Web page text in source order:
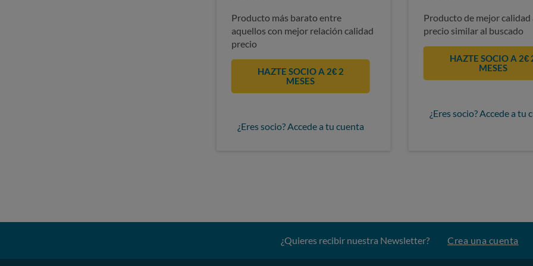
Producto más barato entre
aquellos con mejor relación calidad
precio
HAZTE SOCIO A 2€ 2
MESES
¿Eres socio? Accede a tu cuenta
Producto de mejor calidad
precio similar al buscado
HAZTE SOCIO A 2€
MESES
¿Eres socio? Accede a tu
¿Quieres recibir nuestra Newsletter? Crea una cuenta